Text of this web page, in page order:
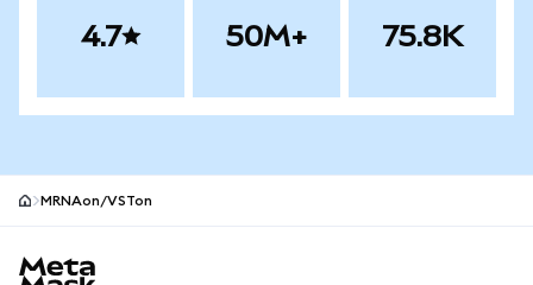
4.7 50M+ 75.8K
MRNAon/VSTon